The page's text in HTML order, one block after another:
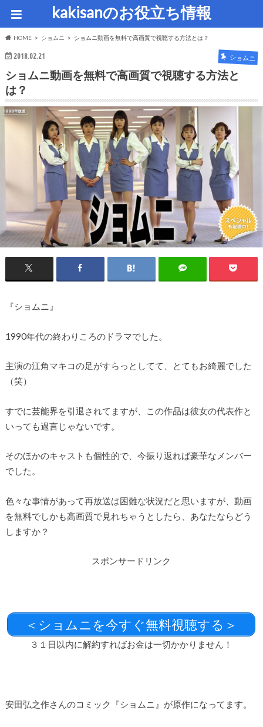
kakisanのお役立ち情報
HOME ショムニ ショムニ動画を無料で高画質で視聴する方法とは？
2018.02.21 ショムニ
ショムニ動画を無料で高画質で視聴する方法と
は？
『ショムニ』
1990年代の終わりころのドラマでした。
主演の江角マキコの足がすらっとしてて、とてもお綺麗でした
（笑）
すでに芸能界を引退されてますが、この作品は彼女の代表作と
いっても過言じゃないです。
そのほかのキャストも個性的で、今振り返れば豪華なメンバー
でした。
色々な事情があって再放送は困難な状況だと思いますが、動画
を無料でしかも高画質で見れちゃうとしたら、あなたならどう
しますか？
スポンサードリンク
＜ショムニを今すぐ無料視聴する＞
３１日以内に解約すればお金は一切かかりません！
安田弘之作さんのコミック『ショムニ』が原作になってます。